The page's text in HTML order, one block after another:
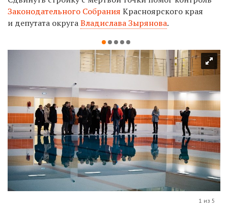
Законодательного Собрания Красноярского края
и депутата округаВладислава Зырянова.
1 из 5